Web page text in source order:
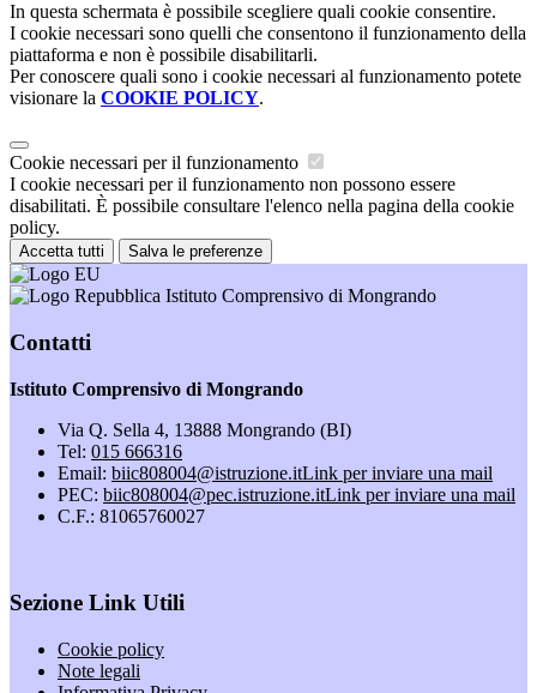
In questa schermata è possibile scegliere quali cookie consentire.
I cookie necessari sono quelli che consentono il funzionamento della
piattaforma e non è possibile disabilitarli.
Per conoscere quali sono i cookie necessari al funzionamento potete
visionare la COOKIE POLICY.
Cookie necessari per il funzionamento
I cookie necessari per il funzionamento non possono essere
disabilitati. È possibile consultare l'elenco nella pagina della cookie
policy.
Accetta tutti Salva le preferenze
Istituto Comprensivo di Mongrando
Contatti
Istituto Comprensivo di Mongrando
Via Q. Sella 4, 13888 Mongrando (BI)
Tel: 015 666316
Email: biic808004@istruzione.itLink per inviare una mail
PEC: biic808004@pec.istruzione.itLink per inviare una mail
C.F.: 81065760027
Sezione Link Utili
Cookie policy
Note legali